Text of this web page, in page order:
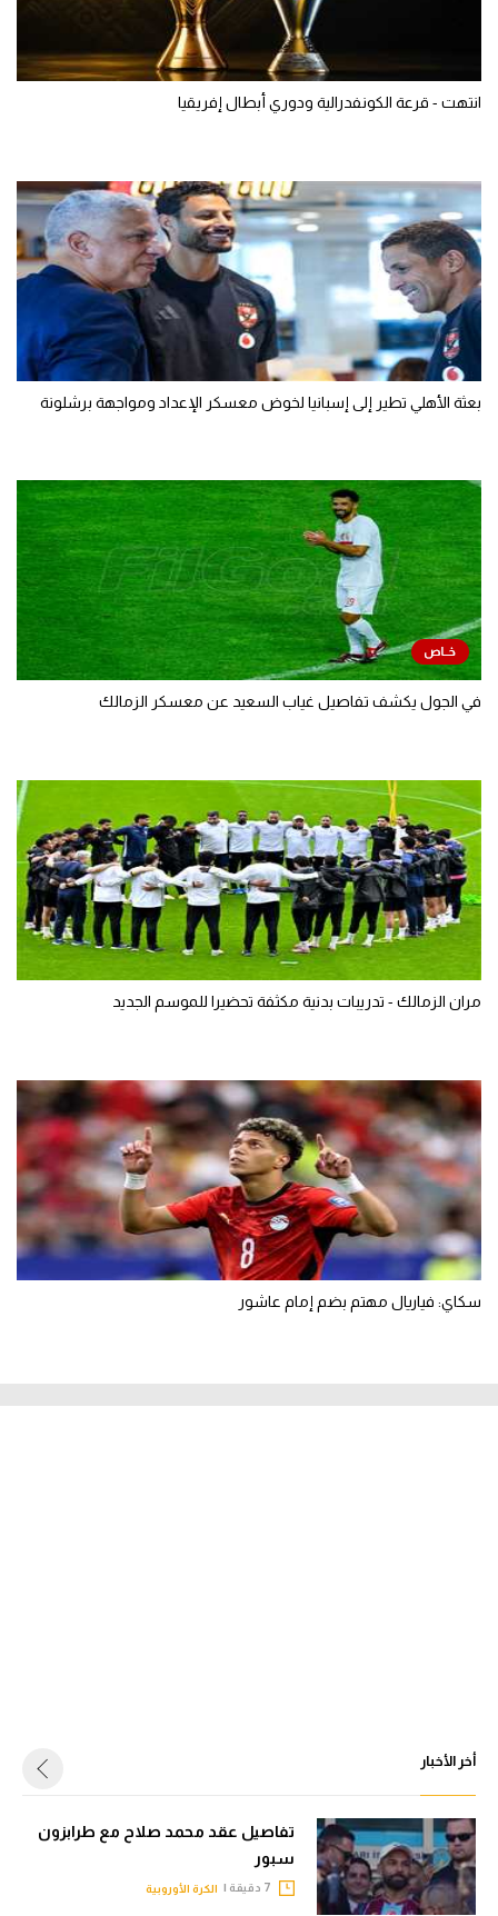
انتهت - قرعة الكونفدرالية ودوري أبطال إفريقيا
بعثة الأهلي تطير إلى إسبانيا لخوض معسكر الإعداد ومواجهة برشلونة
في الجول يكشف تفاصيل غياب السعيد عن معسكر الزمالك
مران الزمالك - تدريبات بدنية مكثفة تحضيرا للموسم الجديد
سكاي: فياريال مهتم بضم إمام عاشور
أخر الأخبار
تفاصيل عقد محمد صلاح مع طرابزون
سبور
الكرة الأوروبية